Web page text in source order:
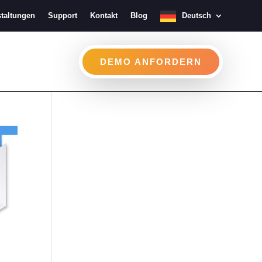
Support Kontakt Blog Deutsch
DEMO ANFORDERN